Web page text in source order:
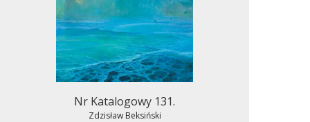
Nr Katalogowy 131.
Zdzisław Beksiński